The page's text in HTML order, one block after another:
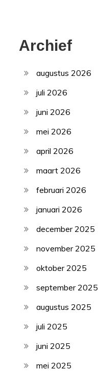
Archief
augustus 2026
juli 2026
juni 2026
mei 2026
april 2026
maart 2026
februari 2026
januari 2026
december 2025
november 2025
oktober 2025
september 2025
augustus 2025
juli 2025
juni 2025
mei 2025